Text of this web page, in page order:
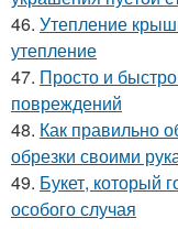
46. Утепление
утепление
47. Просто и
повреждений
48. Как правильно
обрезки своими
49. Букет, который
особого случая